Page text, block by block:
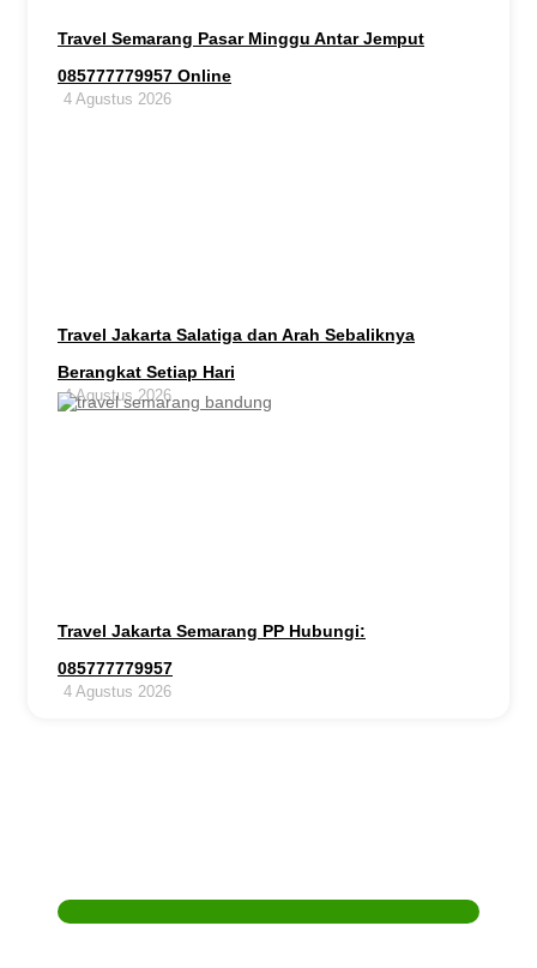
Travel Semarang Pasar Minggu Antar Jemput
085777779957 Online
4 Agustus 2026
Travel Jakarta Salatiga dan Arah Sebaliknya
Berangkat Setiap Hari
4 Agustus 2026
Travel Jakarta Semarang PP Hubungi:
085777779957
4 Agustus 2026